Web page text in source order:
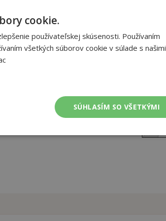
čtení a luštění v této knize
českého filmu vycházejí z
se v nich zajímavosti o
převyprávěná historie
cookie.
používateľskej skúsenosti. Používaním
všetkých súborov cookie v súlade s našimi
SÚHLASÍM SO VŠETKÝMI